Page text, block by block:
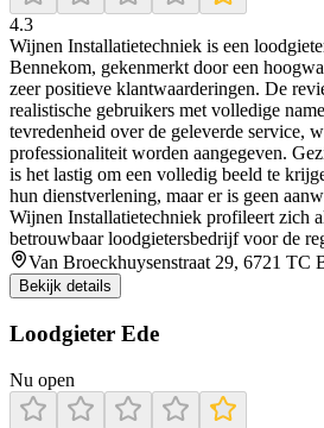
4.3
Wijnen Installatietechniek is een
Bennekom, gekenmerkt door een
zeer positieve klantwaarderingen. De
realistische gebruikers met volledige
tevredenheid over de geleverde service,
professionaliteit worden aangegeven.
is het lastig om een volledig beeld te
hun dienstverlening, maar er is geen
Wijnen Installatietechniek profileert zich
betrouwbaar loodgietersbedrijf voor de
Van Broeckhuysenstraat 29, 6721 TC
Bekijk details
Loodgieter Ede
Nu open